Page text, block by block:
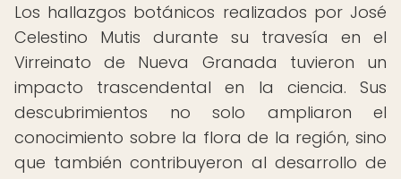
Los hallazgos botánicos realizados por José
Celestino Mutis durante su travesía en el
Virreinato de Nueva Granada tuvieron un
impacto trascendental en la ciencia. Sus
descubrimientos no solo ampliaron el
conocimiento sobre la flora de la región, sino
que también contribuyeron al desarrollo de